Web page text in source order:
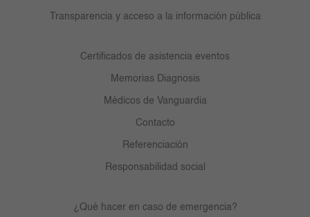
Transparencia y acceso a la información pública
Certificados de asistencia eventos
Memorias Diagnosis
Médicos de Vanguardia
Contacto
Referenciación
Responsabilidad social
¿Qué hacer en caso de emergencia?